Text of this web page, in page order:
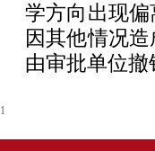
学方向出现
因其他情况
由审批单位撤
1